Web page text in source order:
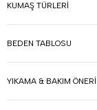
KUMAŞ TÜRLERI
BEDEN TABLOSU
YIKAMA & BAKIM